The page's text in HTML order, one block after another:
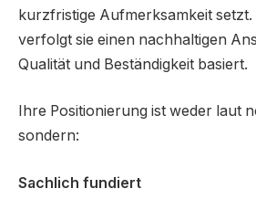
kurzfristige Aufmerksamkeit setzt.
verfolgt sie einen nachhaltigen
Qualität und Beständigkeit basiert.
Ihre Positionierung ist weder laut
sondern:
Sachlich fundiert